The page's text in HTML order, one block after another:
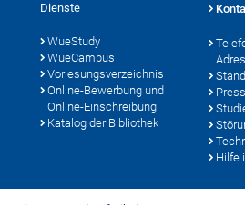
Dienste
WueStudy
WueCampus
Vorlesungsverzeichnis
Online-Bewerbung und
Online-Einschreibung
Katalog der Bibliothek
Hilfe